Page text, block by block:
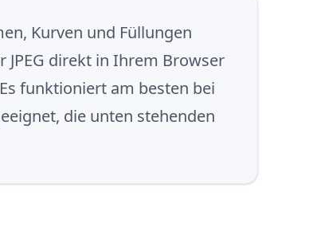
Kurven und Füllungen
direkt in Ihrem Browser
funktioniert am besten bei
die unten stehenden